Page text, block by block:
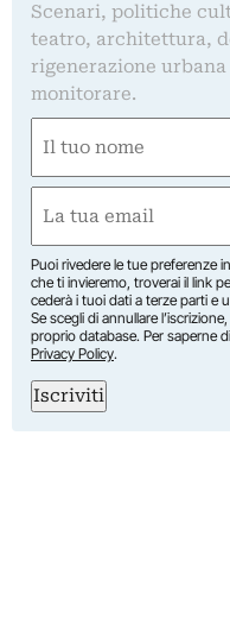
Scenari, politiche
teatro, architettura,
rigenerazione
monitorare.
(Required)
First
(Required)
Puoi rivedere le tue preferenze
che ti invieremo, troverai il link
cederà i tuoi dati a terze parti e
Se scegli di annullare
proprio database. Per saperne
Privacy Policy.
Iscriviti